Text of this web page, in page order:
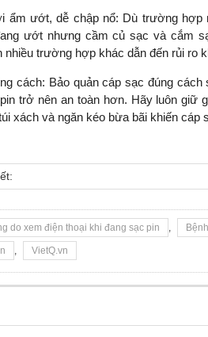
ẩm ướt, dễ chập nổ: Dù trường hợp
ướt nhưng cầm củ sạc và cắm
nhiều trường hợp khác dẫn đến rủi ro
cách: Bảo quản cáp sạc đúng
trở nên an toàn hơn. Hãy luôn giữ
xách và ngăn kéo bừa bãi khiến cáp
do xem điện thoại khi đang sạc pin ,
, VietQ.vn